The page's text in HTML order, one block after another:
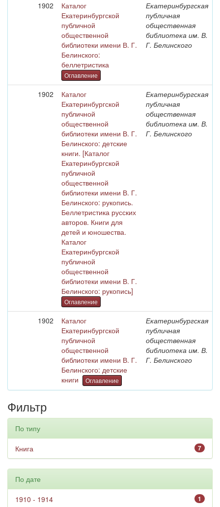
1902
Каталог
Екатеринбургской
публичной
общественной
библиотеки имени В. Г.
Белинского:
беллетристика
Оглавление
Екатеринбургская
публичная
общественная
библиотека им. В.
Г. Белинского
1902
Каталог
Екатеринбургской
публичной
общественной
библиотеки имени В. Г.
Белинского: детские
книги. [Каталог
Екатеринбургской
публичной
общественной
библиотеки имени В. Г.
Белинского: рукопись.
Беллетристика русских
авторов. Книги для
детей и юношества.
Каталог
Екатеринбургской
публичной
общественной
библиотеки имени В. Г.
Белинского: рукопись]
Оглавление
Екатеринбургская
публичная
общественная
библиотека им. В.
Г. Белинского
1902
Каталог
Екатеринбургской
публичной
общественной
библиотеки имени В. Г.
Белинского: детские
книги
Оглавление
Екатеринбургская
публичная
общественная
библиотека им. В.
Г. Белинского
Фильтр
По типу
7
Книга
По дате
1
1910 - 1914